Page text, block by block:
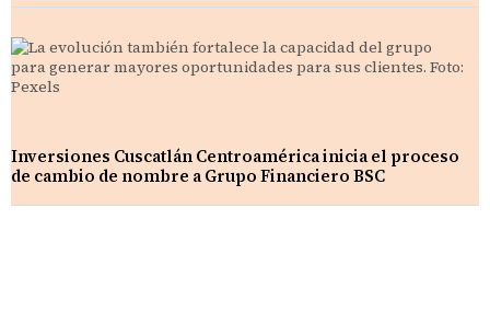
Inversiones Cuscatlán Centroamérica inicia el proceso
de cambio de nombre a Grupo Financiero BSC